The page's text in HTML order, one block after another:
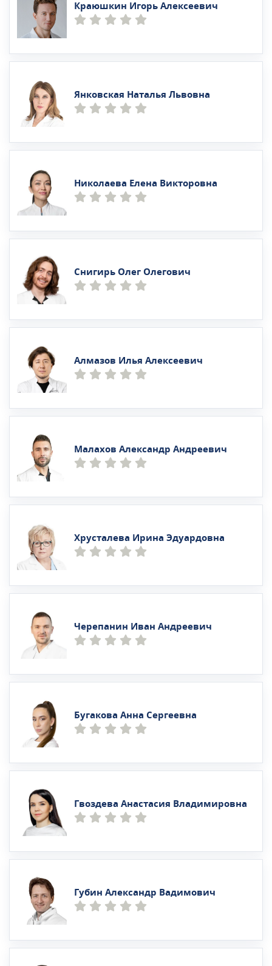
Краюшкин Игорь Алексеевич
Янковская Наталья Львовна
Николаева Елена Викторовна
Снигирь Олег Олегович
Алмазов Илья Алексеевич
Малахов Александр Андреевич
Хрусталева Ирина Эдуардовна
Черепанин Иван Андреевич
Бугакова Анна Сергеевна
Гвоздева Анастасия Владимировна
Губин Александр Вадимович